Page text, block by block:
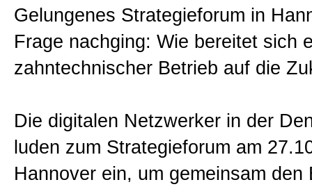
Sitemap
Impressum und
Gelungenes Strategieforum in
Frage nachging: Wie bereitet sich
zahntechnischer Betrieb auf die
Die digitalen Netzwerker in der
luden zum Strategieforum am
Hannover ein, um gemeinsam den